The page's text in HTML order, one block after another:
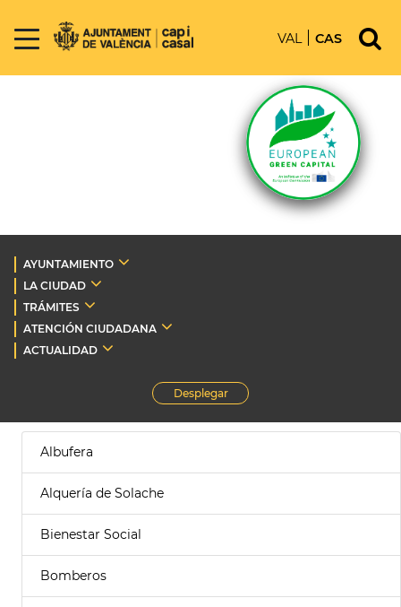
VAL CAS
AYUNTAMIENTO
LA CIUDAD
TRÁMITES
ATENCIÓN CIUDADANA
ACTUALIDAD
Desplegar
Albufera
Alquería de Solache
Bienestar Social
Bomberos